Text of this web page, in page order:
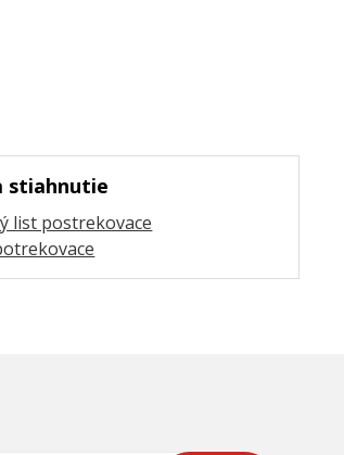
stiahnutie
list postrekovace